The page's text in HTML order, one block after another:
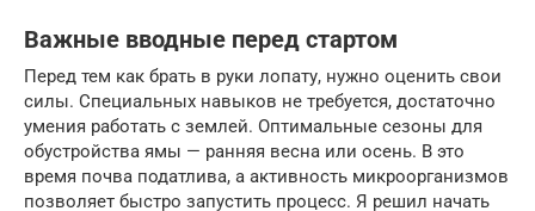
Важные вводные перед стартом
Перед тем как брать в руки лопату, нужно оценить свои
силы. Специальных навыков не требуется, достаточно
умения работать с землей. Оптимальные сезоны для
обустройства ямы — ранняя весна или осень. В это
время почва податлива, а активность микроорганизмов
позволяет быстро запустить процесс. Я решил начать